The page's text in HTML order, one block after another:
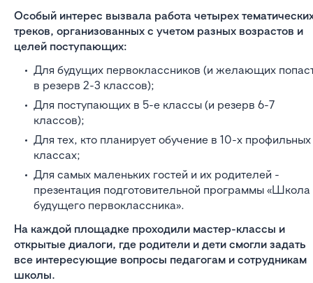
Особый интерес вызвала работа четырех
треков, организованных с учетом разных возрастов и
целей поступающих:
Для будущих первоклассников (и желающих
в резерв 2-3 классов);
Для поступающих в 5-е классы (и резерв 6-7
классов);
Для тех, кто планирует обучение в 10-х профильных
классах;
Для самых маленьких гостей и их родителей -
презентация подготовительной программы «Школа
будущего первоклассника».
На каждой площадке проходили мастер-классы и
открытые диалоги, где родители и дети смогли задать
все интересующие вопросы педагогам и сотрудникам
школы.